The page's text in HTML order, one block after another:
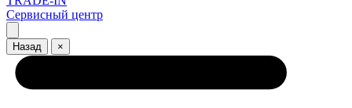
Сервисный центр
Назад ×